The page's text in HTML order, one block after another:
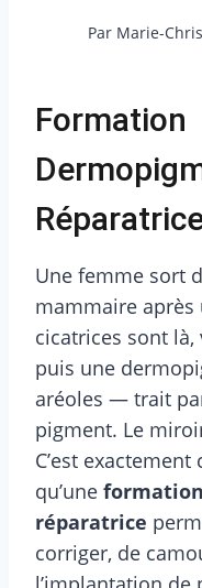
Par Marie-
Formation
Une femme sort
mammaire après
cicatrices sont
puis une
aréoles — trait
pigment. Le
C’est
qu’une
réparatrice
corriger, de